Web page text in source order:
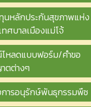
นหลักประกันสุขภาพแห่ง
ทศบาลเมืองแม่โจ้
โหลดแบบฟอร์ม/คำขอ
ตต่างๆ
การอนุรักษ์พันธุกรรมพืช